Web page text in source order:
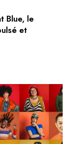
Blue, le
et